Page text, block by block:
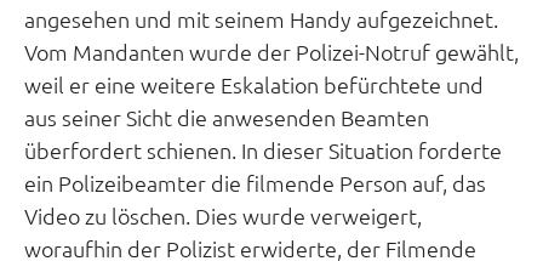
angesehen und mit seinem Handy aufgezeichnet.
Vom Mandanten wurde der Polizei-Notruf gewählt,
weil er eine weitere Eskalation befürchtete und
aus seiner Sicht die anwesenden Beamten
überfordert schienen. In dieser Situation forderte
ein Polizeibeamter die filmende Person auf, das
Video zu löschen. Dies wurde verweigert,
woraufhin der Polizist erwiderte, der Filmende